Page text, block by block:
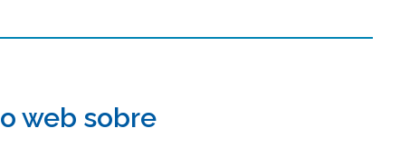
Bachillerato
web sobre